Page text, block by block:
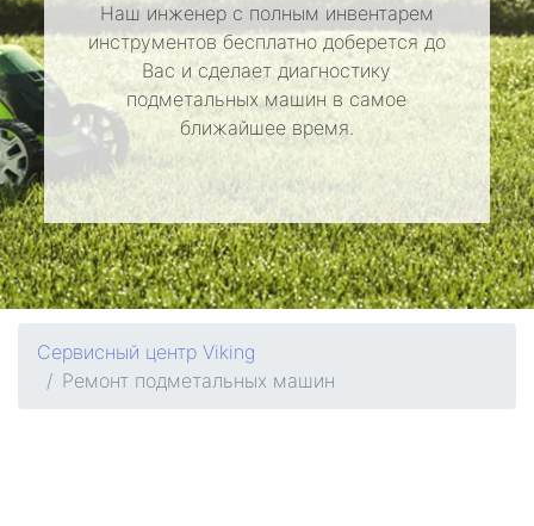
Наш инженер с полным инвентарем
инструментов бесплатно доберется до
Вас и сделает диагностику
подметальных машин в самое
ближайшее время.
Сервисный центр Viking
Ремонт подметальных машин